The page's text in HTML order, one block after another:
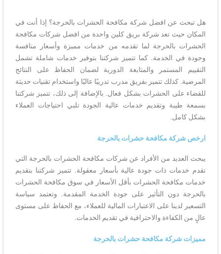
هل تبحث عن افضل شركة مكافحة الحشرات بالحرجة؟ إذا أنت في
المكان حيث تعد شركة بريق كلين واحدة من افضل شركات مكافحة
الحشرات بالحرجة لما تقدمه من خدمات مميزة وأسعار منافسة
وجودة في الخدمة. كما تتميز شركتنا بتوفير خدمات شاملة تشمل
التقييم المستمر والمتابعة الدورية لضمان الحفاظ على النتائج
المرضية. كذلك تتميز بفريق مدرب تدريبًا عاليًا واستخدام تقنيات حديثة
للقضاء على الحشرات بشكل فعال. بالإضافة إلى ذلك، تتميز شركتنا
بسمعة طيبة وتقديم خدمات عالية الجودة تلبي احتياجات العملاء
بشكل كامل.
ارخص شركة مكافحة حشرات بالحرجة
يبحث العديد من الأفراد عن شركات مكافحة الحشرات بالحرجة التي
تقدم خدمات ذات جودة عالية بأسعار معقولة. تتميز شركتنا بتقديم
خدمات مكافحة الحشرات بأقل الأسعار في سوق مكافحة الحشرات
بالحرجة دون التأثير على جودة الخدمة المقدمة. وتعتمد سياسة
التسعير لدينا على الاعتبارات المالية للعملاء، مع الحفاظ على مستوى
عالٍ من الكفاءة والاحترافية في تقديم الخدمات.
مميزات شركة مكافحة حشرات بالحرجة